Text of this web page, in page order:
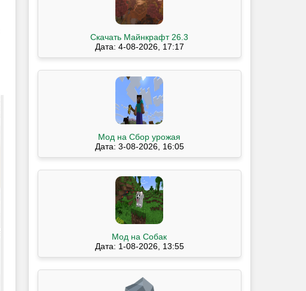
Скачать Майнкрафт 26.3
Дата: 4-08-2026, 17:17
Мод на Сбор урожая
Дата: 3-08-2026, 16:05
Мод на Собак
Дата: 1-08-2026, 13:55